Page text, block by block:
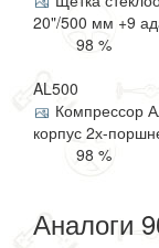
20"/500 мм +9
98 %
AL500
Компрессор
корпус 2х-
98 %
Аналоги